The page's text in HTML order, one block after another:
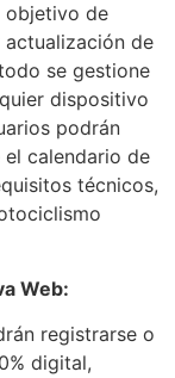
objetivo de
de
se gestione
dispositivo
podrán
calendario de
técnicos,
Web:
registrarse o
digital,